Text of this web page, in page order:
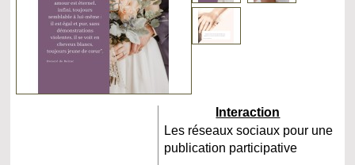
Interaction
Les réseaux sociaux pour une
publication participative